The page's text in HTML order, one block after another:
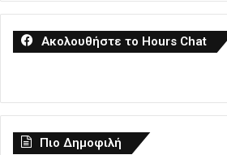
Ακολουθήστε το Hours Chat
Πιο Δημοφιλή